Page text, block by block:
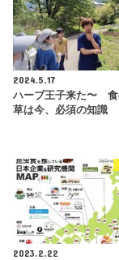
2024.5.17
ハーブ王子来た〜 食
草は今、必須の知識
2023.2.22